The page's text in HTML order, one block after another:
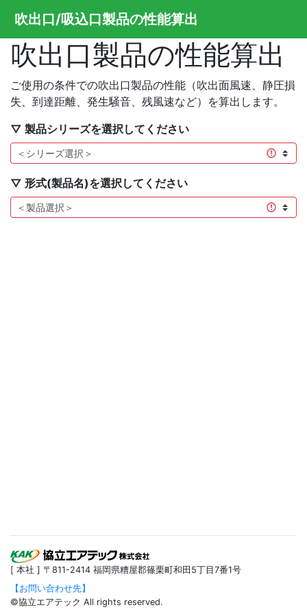
吹出口/吸込口製品の性能算出
吹出口製品の性能算出
ご使用の条件での吹出口製品の性能（吹出面風速、静圧損
失、到達距離、発生騒音、残風速など）を算出します。
▽ 製品シリーズを選択してください
▽ 形式(製品名)を選択してください
[ 本社 ] 〒811-2414 福岡県糟屋郡篠栗町和田5丁目7番1号
【お問い合わせ先】
©協立エアテック All rights reserved.